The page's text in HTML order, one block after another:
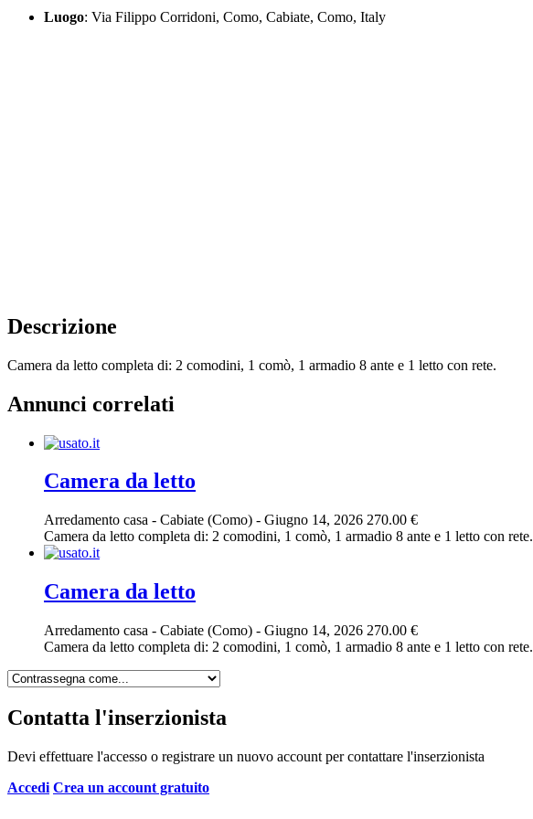
Luogo: Via Filippo Corridoni, Como, Cabiate, Como, Italy
Descrizione
Camera da letto completa di: 2 comodini, 1 comò, 1 armadio 8 ante e 1 letto con rete.
Annunci correlati
Camera da letto
Arredamento casa - Cabiate (Como) - Giugno 14, 2026 270.00 €
Camera da letto completa di: 2 comodini, 1 comò, 1 armadio 8 ante e 1 letto con rete.
Camera da letto
Arredamento casa - Cabiate (Como) - Giugno 14, 2026 270.00 €
Camera da letto completa di: 2 comodini, 1 comò, 1 armadio 8 ante e 1 letto con rete.
Contatta l'inserzionista
Devi effettuare l'accesso o registrare un nuovo account per contattare l'inserzionista
Accedi Crea un account gratuito